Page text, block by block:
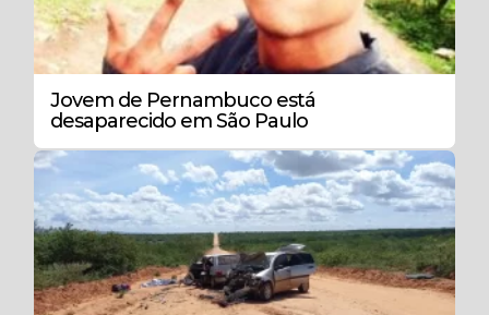
Jovem de Pernambuco está
desaparecido em São Paulo